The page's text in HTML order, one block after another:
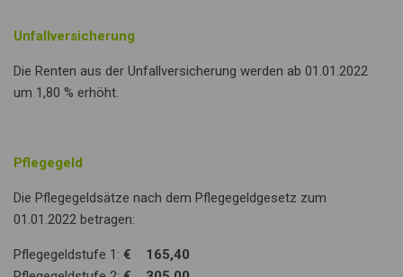
Unfallversicherung
Die Renten aus der Unfallversicherung werden ab 01.01.2022
um 1,80 % erhöht.
Pflegegeld
Die Pflegegeldsätze nach dem Pflegegeldgesetz zum
01.01.2022 betragen:
Pflegegeldstufe 1: € 165,40